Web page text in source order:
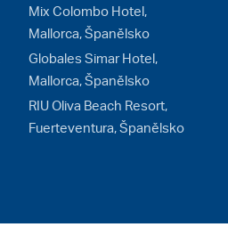
Mix Colombo Hotel,
Mallorca, Španělsko
Globales Simar Hotel,
Mallorca, Španělsko
RIU Oliva Beach Resort,
Fuerteventura, Španělsko